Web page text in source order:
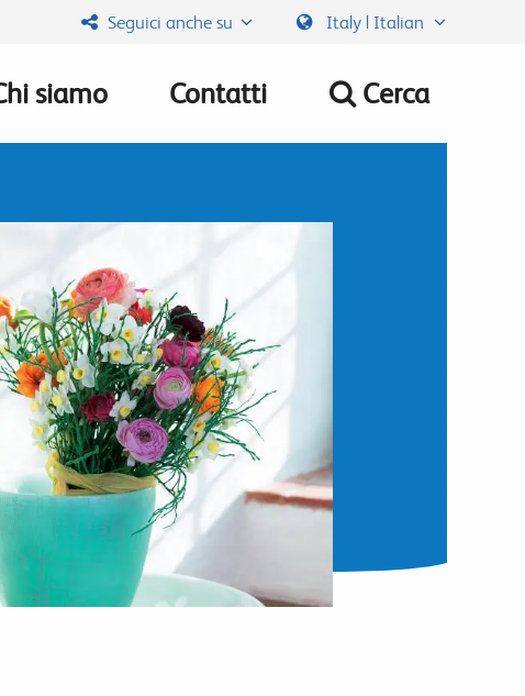
Seguici anche su Italy | Italian
siamo Contatti Cerca